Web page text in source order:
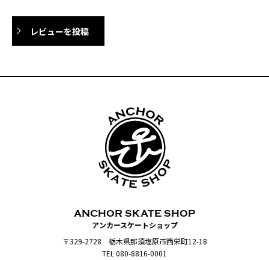
レビューを投稿
ANCHOR SKATE SHOP
アンカースケートショップ
〒329-2728 栃木県那須塩原市西栄町12-18
TEL 080-8816-0001